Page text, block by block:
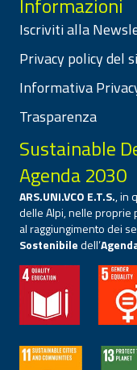
Iscriviti alla
Privacy policy del
Informativa
Trasparenza
Sustainable
Agenda 2030
ARS.UNI.VCO E.T.S., in
delle Alpi, nelle proprie
al raggiungimento dei
Sostenibiledell’